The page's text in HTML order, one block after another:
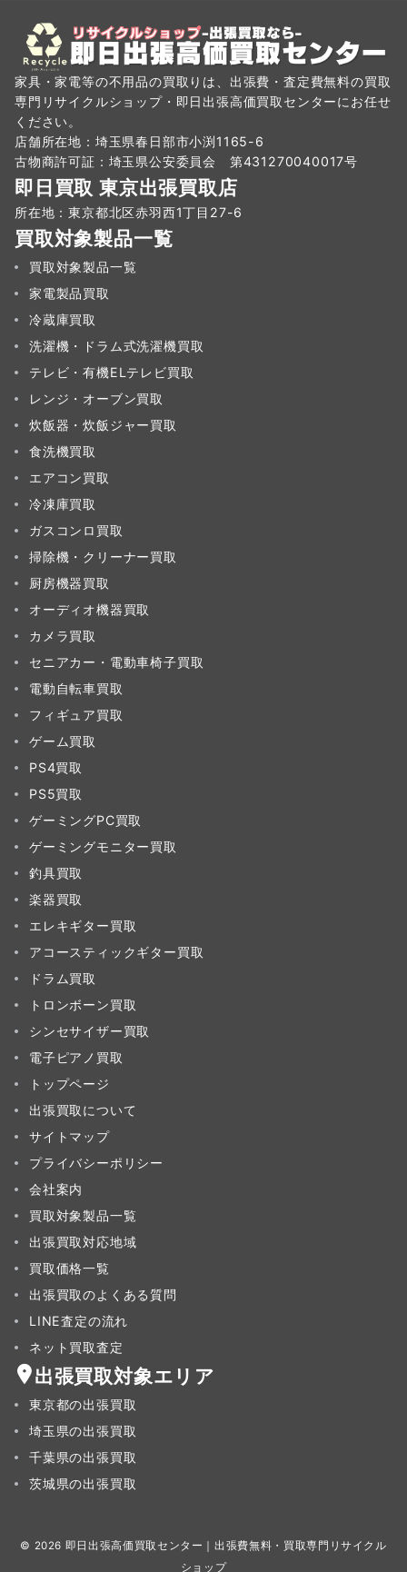
家具・家電等の不用品の買取りは、出張費・査定費無料の買取
専門リサイクルショップ・即日出張高価買取センターにお任せ
ください。
店舗所在地：埼玉県春日部市小渕1165-6
古物商許可証：埼玉県公安委員会 第431270040017号
即日買取 東京出張買取店
所在地：東京都北区赤羽西1丁目27-6
買取対象製品一覧
買取対象製品一覧
家電製品買取
冷蔵庫買取
洗濯機・ドラム式洗濯機買取
テレビ・有機ELテレビ買取
レンジ・オーブン買取
炊飯器・炊飯ジャー買取
食洗機買取
エアコン買取
冷凍庫買取
ガスコンロ買取
掃除機・クリーナー買取
厨房機器買取
オーディオ機器買取
カメラ買取
セニアカー・電動車椅子買取
電動自転車買取
フィギュア買取
ゲーム買取
PS4買取
PS5買取
ゲーミングPC買取
ゲーミングモニター買取
釣具買取
楽器買取
エレキギター買取
アコースティックギター買取
ドラム買取
トロンボーン買取
シンセサイザー買取
電子ピアノ買取
トップページ
出張買取について
サイトマップ
プライバシーポリシー
会社案内
買取対象製品一覧
出張買取対応地域
買取価格一覧
出張買取のよくある質問
LINE査定の流れ
ネット買取査定
出張買取対象エリア
東京都の出張買取
埼玉県の出張買取
千葉県の出張買取
茨城県の出張買取
© 2026 即日出張高価買取センター｜出張費無料・買取専門リサイクル
ショップ